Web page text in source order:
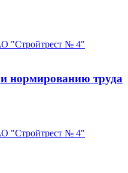
"Стройтрест № 4"
нормированию труда
"Стройтрест № 4"